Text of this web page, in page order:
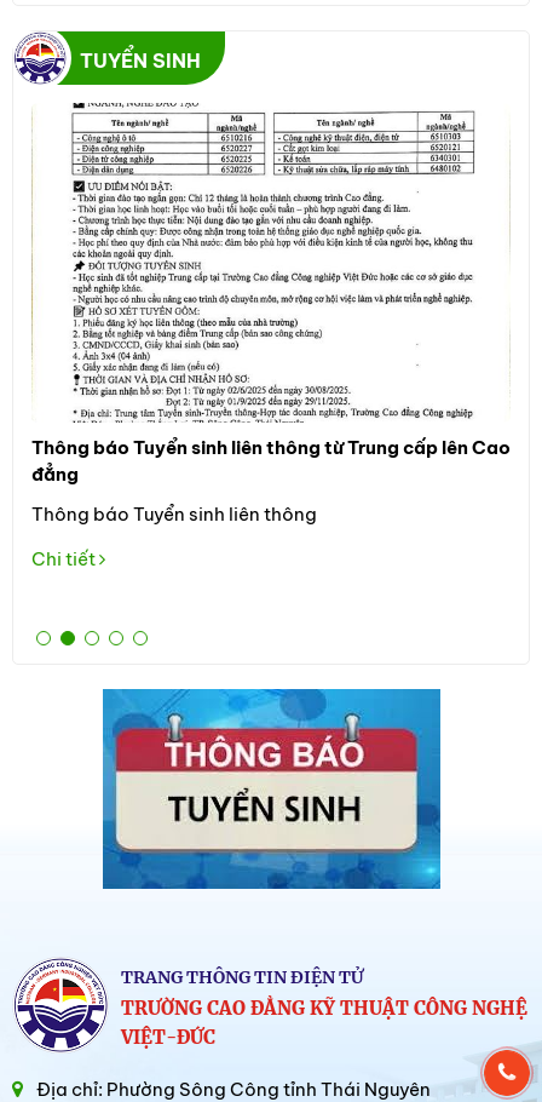
TUYỂN SINH
Thông báo Tuyển sinh liên thông từ Trung cấp lên Cao
đẳng
Thông báo Tuyển sinh liên thông
Chi tiết
TRANG THÔNG TIN ĐIỆN TỬ
TRƯỜNG CAO ĐẲNG KỸ THUẬT CÔNG NGHỆ
VIỆT-ĐỨC
Địa chỉ: Phường Sông Công tỉnh Thái Nguyên